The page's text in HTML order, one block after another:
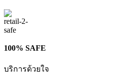
100% SAFE
บริการด้วยใจ